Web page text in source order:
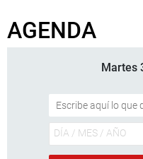
AGENDA
Martes